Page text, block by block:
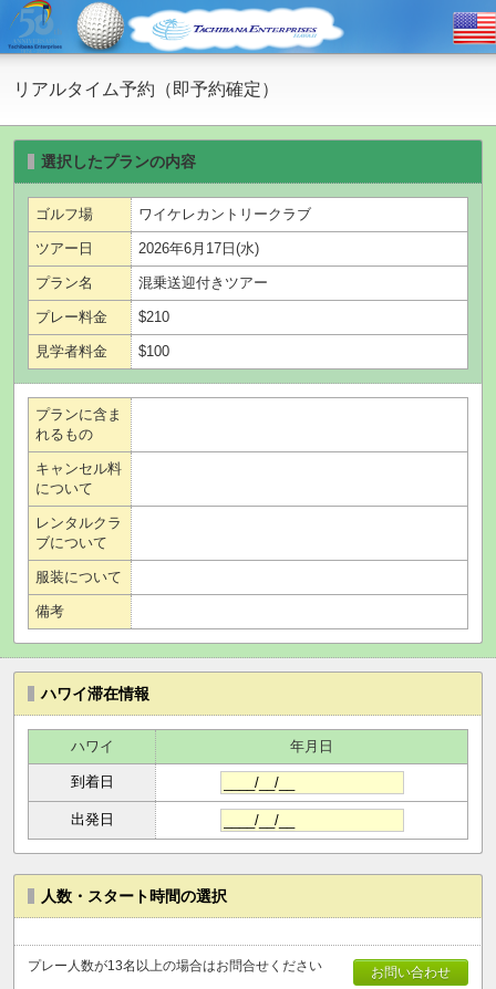
リアルタイム予約（即予約確定）
選択したプランの内容
ゴルフ場 ワイケレカントリークラブ
ツアー日 2026年6月17日(水)
プラン名 混乗送迎付きツアー
プレー料金 $210
見学者料金 $100
プランに含ま
れるもの
キャンセル料
について
レンタルクラ
ブについて
服装について
備考
ハワイ滞在情報
ハワイ 年月日
到着日
出発日
人数・スタート時間の選択
お問い合わせ
プレー人数が13名以上の場合はお問合せください